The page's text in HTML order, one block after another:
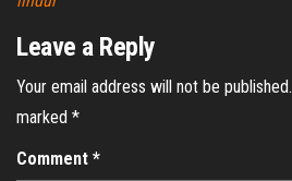
Leave a Reply
Your email address will not be published.
marked *
Comment *